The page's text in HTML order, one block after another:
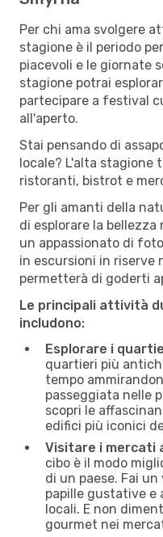
Per chi ama svolgere
stagione è il periodo
piacevoli e le giornate
stagione potrai
partecipare a festival
all'aperto.
Stai pensando di
locale? L'alta stagione
ristoranti, bistrot e
Per gli amanti della
di esplorare la
un appassionato di
in escursioni in riserve
permetterà di goderti
Le principali attività
includono:
Esplorare i
quartieri più
tempo
passeggiata nelle
scopri le
edifici più iconici
Visitare i mercati
cibo è il modo
di un paese. Fai
papille gustative e
locali. E non
gourmet nei